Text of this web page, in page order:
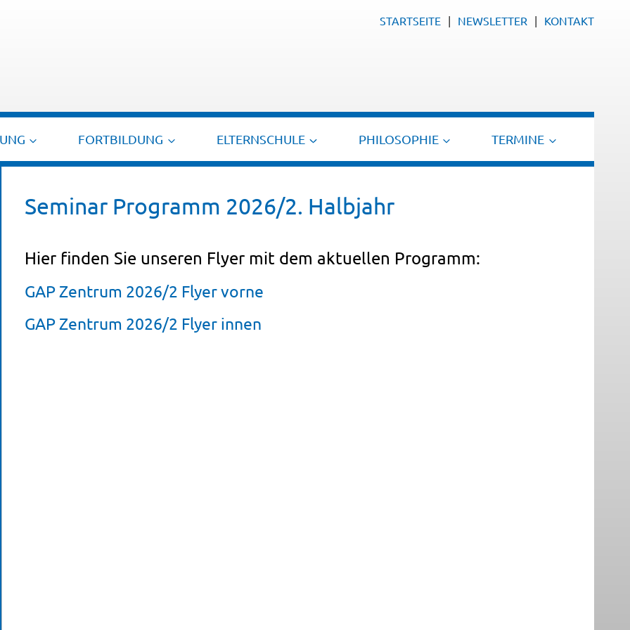
STARTSEITE NEWSLETTER KONTAKT
FORTBILDUNG ELTERNSCHULE PHILOSOPHIE TERMINE
Seminar Programm 2026/2. Halbjahr
Hier finden Sie unseren Flyer mit dem aktuellen Programm:
GAP Zentrum 2026/2 Flyer vorne
GAP Zentrum 2026/2 Flyer innen